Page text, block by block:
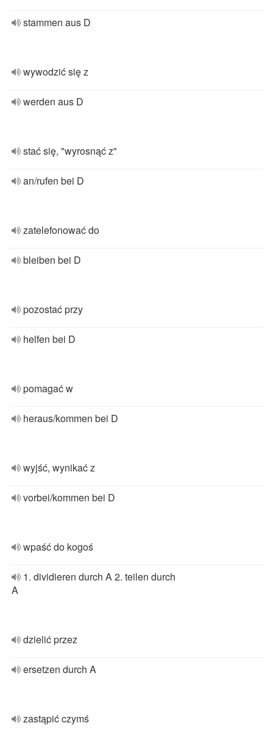
stammen aus D
wywodzić się z
werden aus D
stać się, "wyrosnąć z"
an/rufen bei D
zatelefonować do
bleiben bei D
pozostać przy
helfen bei D
pomagać w
heraus/kommen bei D
wyjść, wynikać z
vorbei/kommen bei D
wpaść do kogoś
1. dividieren durch A 2. teilen durch
A
dzielić przez
ersetzen durch A
zastąpić czymś